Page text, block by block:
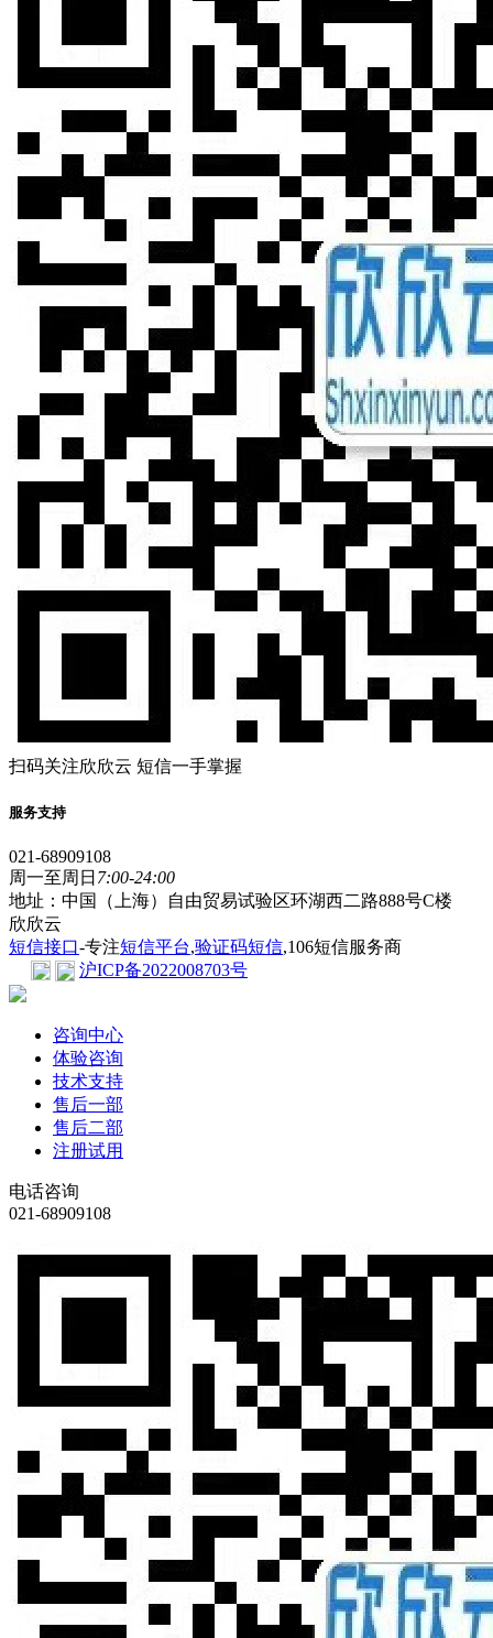
扫码关注欣欣云 短信一手掌握
服务支持
021-68909108
周一至周日 7:00-24:00
地址：中国（上海）自由贸易试验区环湖西二路888号C楼
欣欣云
短信接口-专注短信平台,验证码短信,106短信服务商
沪ICP备2022008703号
咨询中心
体验咨询
技术支持
售后一部
售后二部
注册试用
电话咨询
021-68909108